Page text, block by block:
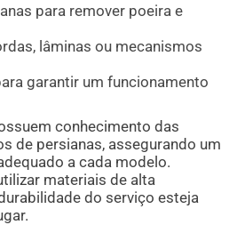
para remover poeira e
lâminas ou mecanismos
garantir um funcionamento
conhecimento das
de persianas, assegurando um
a cada modelo.
materiais de alta
do serviço esteja